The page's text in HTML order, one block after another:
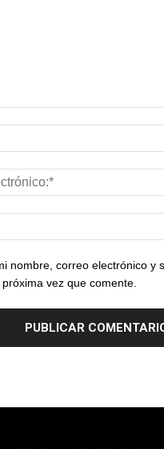
nombre, correo electrónico y
vez que comente.